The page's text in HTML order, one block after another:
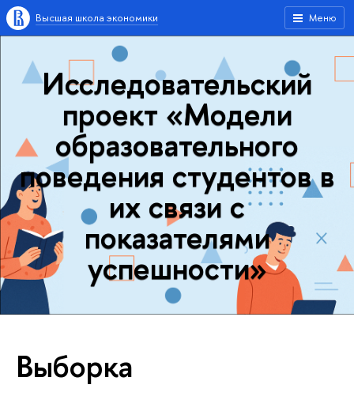
Меню
Высшая школа экономики
Исследовательский
проект «Модели
образовательного
поведения студентов в
их связи с
показателями
успешности»
Выборка